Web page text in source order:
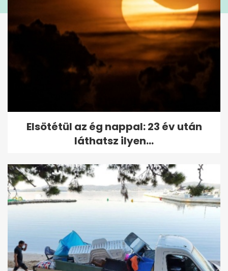
Elsötétül az ég nappal: 23 év után
láthatsz ilyen...